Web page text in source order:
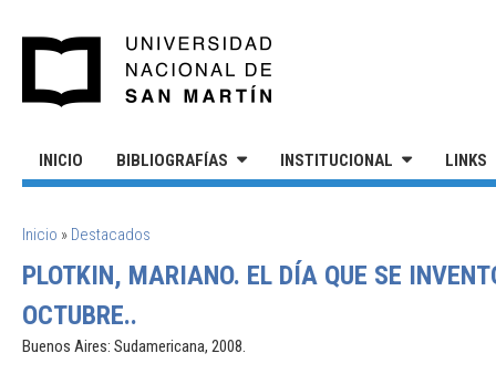
INICIO BIBLIOGRAFÍAS INSTITUCIONAL LINKS
SE ENCUENTRA USTED AQUÍ
Inicio » Destacados
PLOTKIN, MARIANO. EL DÍA QUE SE
OCTUBRE..
Buenos Aires: Sudamericana, 2008.